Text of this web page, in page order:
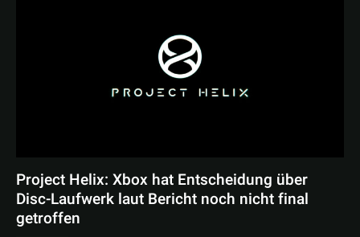
Project Helix: Xbox hat Entscheidung über
Disc-Laufwerk laut Bericht noch nicht final
getroffen